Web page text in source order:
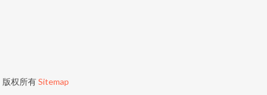
版权所有Sitemap